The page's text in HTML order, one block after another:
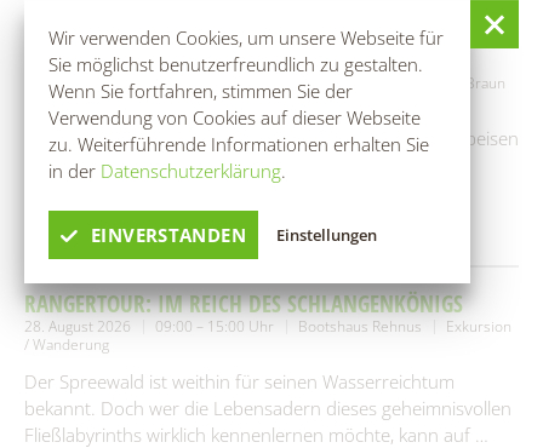
Wir verwenden Cookies, um unsere Webseite für
Sie möglichst benutzerfreundlich zu gestalten.
Wenn Sie fortfahren, stimmen Sie der
Verwendung von Cookies auf dieser Webseite
zu. Weiterführende Informationen erhalten Sie
in der Datenschutzerklärung.
EINVERSTANDEN Einstellungen
ROHKOST-WORKSHOP
25. August 2026 10:00 – 13:00 Uhr
Naturheilpraxen Ina-Elke Braun
Workshop / Seminar
Gemeinsames Herstellen von verschiedenen Rohkostspeisen
(4-5 Gänge Menü)Danach gemeinsames Essen mit den
mehr erfahren
RANGERTOUR: IM REICH DES SCHLANGENKÖNIGS
28. August 2026 09:00 – 15:00 Uhr Bootshaus Rehnus
Exkursion
/ Wanderung
Der Spreewald ist weithin für seinen Wasserreichtum
bekannt. Doch wer die Lebensadern dieses geheimnisvollen
Fließlabyrinths wirklich kennenlernen möchte, kann auf …